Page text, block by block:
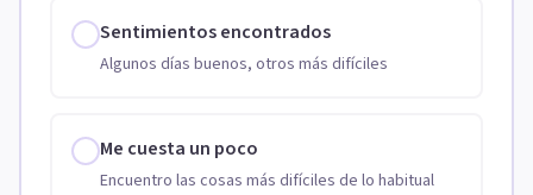
Sentimientos encontrados
Algunos días buenos, otros más difíciles
Me cuesta un poco
Encuentro las cosas más difíciles de lo habitual